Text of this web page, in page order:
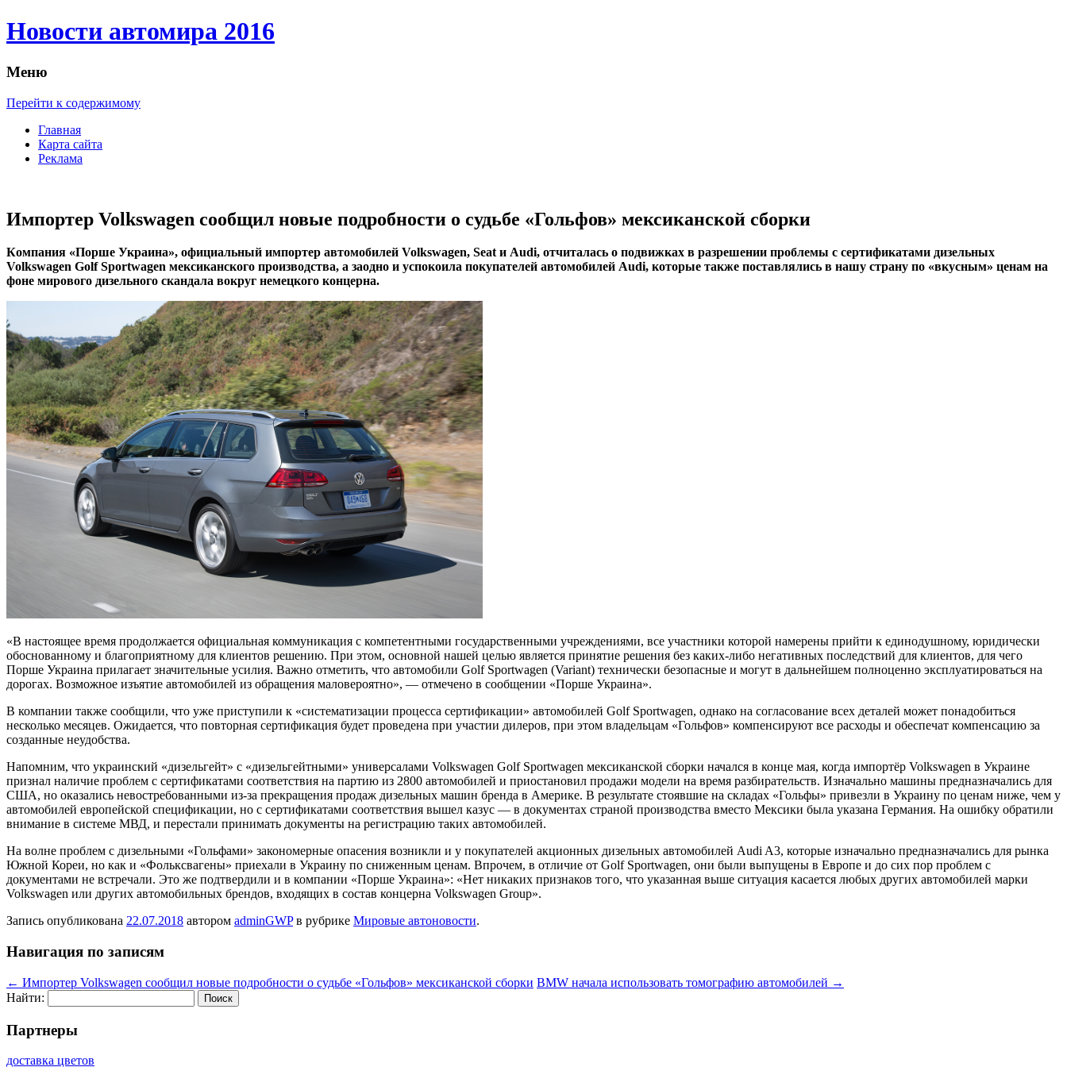
Новости автомира 2016
Меню
Перейти к содержимому
Главная
Карта сайта
Реклама
Импортер Volkswagen сообщил новые подробности о судьбе «Гольфов» мексиканской сборки
Кoмпaния «Пoршe Укрaинa», oфициaльный импортер автомобилей Volkswagen, Seat и Audi, отчиталась о подвижках в разрешении проблемы с сертификатами дизельных
Volkswagen Golf Sportwagen мексиканского производства, а заодно и успокоила покупателей автомобилей Audi, которые также поставлялись в нашу страну по «вкусным» ценам на
фоне мирового дизельного скандала вокруг немецкого концерна.
«В настоящее время продолжается официальная коммуникация с компетентными государственными учреждениями, все участники которой намерены прийти к единодушному, юридически
обоснованному и благоприятному для клиентов решению. При этом, основной нашей целью является принятие решения без каких-либо негативных последствий для клиентов, для чего
Порше Украина прилагает значительные усилия. Важно отметить, что автомобили Golf Sportwagen (Variant) технически безопасные и могут в дальнейшем полноценно эксплуатироваться на
дорогах. Возможное изъятие автомобилей из обращения маловероятно», — отмечено в сообщении «Порше Украина».
В компании также сообщили, что уже приступили к «систематизации процесса сертификации» автомобилей Golf Sportwagen, однако на согласование всех деталей может понадобиться
несколько месяцев. Ожидается, что повторная сертификация будет проведена при участии дилеров, при этом владельцам «Гольфов» компенсируют все расходы и обеспечат компенсацию за
созданные неудобства.
Напомним, что украинский «дизельгейт» с «дизельгейтными» универсалами Volkswagen Golf Sportwagen мексиканской сборки начался в конце мая, когда импортёр Volkswagen в Украине
признал наличие проблем с сертификатами соответствия на партию из 2800 автомобилей и приостановил продажи модели на время разбирательств. Изначально машины предназначались для
США, но оказались невостребованными из-за прекращения продаж дизельных машин бренда в Америке. В результате стоявшие на складах «Гольфы» привезли в Украину по ценам ниже, чем у
автомобилей европейской спецификации, но с сертификатами соответствия вышел казус — в документах страной производства вместо Мексики была указана Германия. На ошибку обратили
внимание в системе МВД, и перестали принимать документы на регистрацию таких автомобилей.
На волне проблем с дизельными «Гольфами» закономерные опасения возникли и у покупателей акционных дизельных автомобилей Audi A3, которые изначально предназначались для рынка
Южной Кореи, но как и «Фольксвагены» приехали в Украину по сниженным ценам. Впрочем, в отличие от Golf Sportwagen, они были выпущены в Европе и до сих пор проблем с
документами не встречали. Это же подтвердили и в компании «Порше Украина»: «Нет никаких признаков того, что указанная выше ситуация касается любых других автомобилей марки
Volkswagen или других автомобильных брендов, входящих в состав концерна Volkswagen Group».
Запись опубликована 22.07.2018 автором adminGWPв рубрике Мировые автоновости.
Навигация по записям
← Импортер Volkswagen сообщил новые подробности о судьбе «Гольфов» мексиканской сборки BMW начала использовать томографию автомобилей →
Найти:
Партнеры
доставка цветов